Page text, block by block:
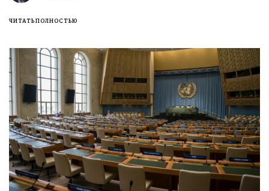
ЧИТАТЬ ПОЛНОСТЬЮ